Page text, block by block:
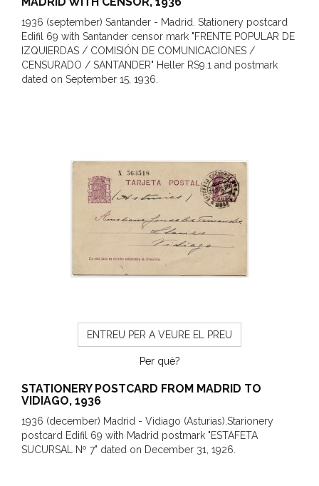
1936 (september) Santander - Madrid. Stationery postcard
Edifil 69 with Santander censor mark "FRENTE POPULAR DE
IZQUIERDAS / COMISIÓN DE COMUNICACIONES /
CENSURADO / SANTANDER" Heller RS9.1 and postmark
dated on September 15, 1936.
ENTREU PER A VEURE EL PREU
Per què?
STATIONERY POSTCARD FROM MADRID TO
VIDIAGO, 1936
1936 (december) Madrid - Vidiago (Asturias).Starionery
postcard Edifil 69 with Madrid postmark "ESTAFETA
SUCURSAL Nº 7" dated on December 31, 1926.